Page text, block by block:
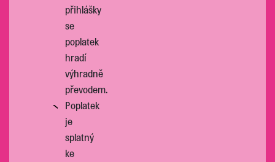
přihlášky
se
poplatek
hradí
výhradně
převodem.
Poplatek
je
splatný
ke